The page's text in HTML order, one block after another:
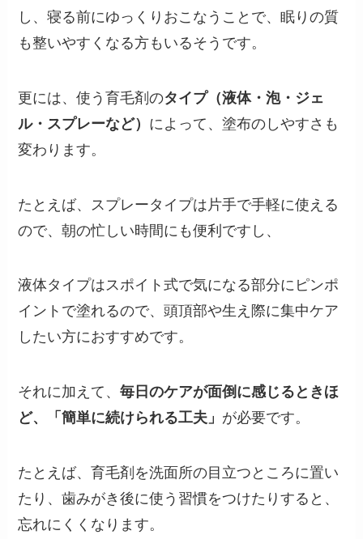
し、寝る前にゆっくりおこなうことで、眠りの質
も整いやすくなる方もいるそうです。
更には、使う育毛剤のタイプ（液体・泡・ジェ
ル・スプレーなど） によって、塗布のしやすさも
変わります。
たとえば、スプレータイプは片手で手軽に使える
ので、朝の忙しい時間にも便利ですし、
液体タイプはスポイト式で気になる部分にピンポ
イントで塗れるので、頭頂部や生え際に集中ケア
したい方におすすめです。
それに加えて、毎日のケアが面倒に感じるときほ
ど、「簡単に続けられる工夫」 が必要です。
たとえば、育毛剤を洗面所の目立つところに置い
たり、歯みがき後に使う習慣をつけたりすると、
忘れにくくなります。